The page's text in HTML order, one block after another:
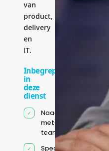
van
product,
delivery
en
IT.
Inbegrepen
in
deze
dienst
Naadloze integratie
met jouw bestaande
team
Specifiek voor jou